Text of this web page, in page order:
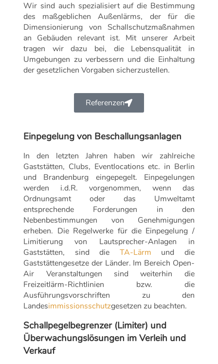
Wir sind auch spezialisiert auf die Bestimmung
des maßgeblichen Außenlärms, der für die
Dimensionierung von Schallschutzmaßnahmen
an Gebäuden relevant ist. Mit unserer Arbeit
tragen wir dazu bei, die Lebensqualität in
Umgebungen zu verbessern und die Einhaltung
der gesetzlichen Vorgaben sicherzustellen.
Referenzen
Einpegelung von Beschallungsanlagen
In den letzten Jahren haben wir zahlreiche
Gaststätten, Clubs, Eventlocations etc. in Berlin
und Brandenburg eingepegelt. Einpegelungen
werden i.d.R. vorgenommen, wenn das
Ordnungsamt oder das Umweltamt
entsprechende Forderungen in den
Nebenbestimmungen von Genehmigungen
erheben. Die Regelwerke für die Einpegelung /
Limitierung von Lautsprecher-Anlagen in
Gaststätten, sind die TA-Lärm und die
Gaststättengesetze der Länder. Im Bereich Open-
Air Veranstaltungen sind weiterhin die
Freizeitlärm-Richtlinien bzw. die
Ausführungsvorschriften zu den
Landesimmissionsschutzgesetzen zu beachten.
Schallpegelbegrenzer (Limiter) und
Überwachungslösungen im Verleih und
Verkauf